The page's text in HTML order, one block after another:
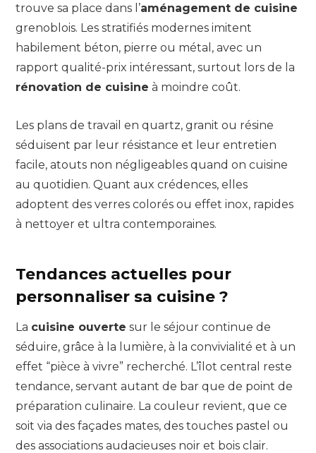
trouve sa place dans l’aménagement de cuisine
grenoblois. Les stratifiés modernes imitent
habilement béton, pierre ou métal, avec un
rapport qualité-prix intéressant, surtout lors de la
rénovation de cuisine à moindre coût.
Les plans de travail en quartz, granit ou résine
séduisent par leur résistance et leur entretien
facile, atouts non négligeables quand on cuisine
au quotidien. Quant aux crédences, elles
adoptent des verres colorés ou effet inox, rapides
à nettoyer et ultra contemporaines.
Tendances actuelles pour
personnaliser sa cuisine ?
La cuisine ouverte sur le séjour continue de
séduire, grâce à la lumière, à la convivialité et à un
effet “pièce à vivre” recherché. L’îlot central reste
tendance, servant autant de bar que de point de
préparation culinaire. La couleur revient, que ce
soit via des façades mates, des touches pastel ou
des associations audacieuses noir et bois clair.